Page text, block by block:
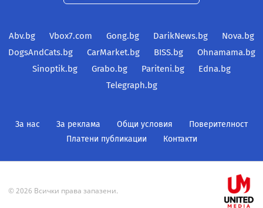
Abv.bg Vbox7.com Gong.bg DarikNews.bg
Nova.bg
DogsAndCats.bg
CarMarket.bg BISS.bg
Ohnamama.bg
Sinoptik.bg
Grabo.bg Pariteni.bg
Edna.bg
Telegraph.bg
За нас За реклама Общи условия
Поверителност
Платени публикации
Контакти
© 2026 Всички права запазени.